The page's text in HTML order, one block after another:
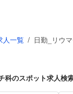
人一覧 / 日勤_リウ
科のスポット求人検